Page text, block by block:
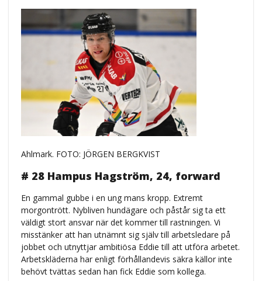
Ahlmark. FOTO: JÖRGEN BERGKVIST
# 28 Hampus Hagström, 24, forward
En gammal gubbe i en ung mans kropp. Extremt
morgontrött. Nybliven hundägare och påstår sig ta ett
väldigt stort ansvar när det kommer till rastningen. Vi
misstänker att han utnämnt sig själv till arbetsledare på
jobbet och utnyttjar ambitiösa Eddie till att utföra arbetet.
Arbetskläderna har enligt förhållandevis säkra källor inte
behövt tvättas sedan han fick Eddie som kollega.